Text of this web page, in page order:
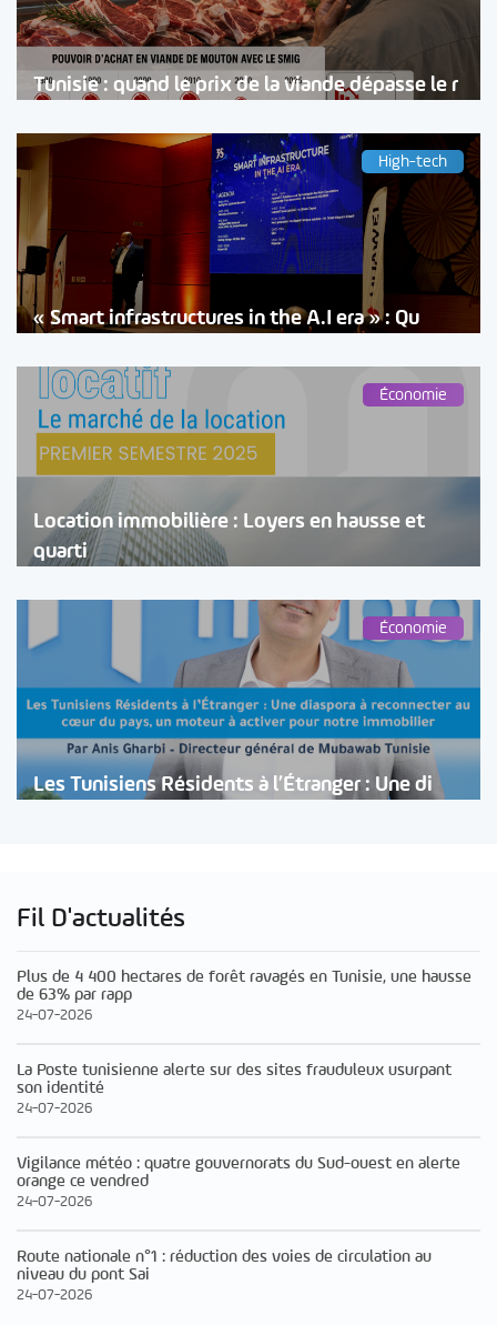
Tunisie : quand le prix de la viande dépasse le r
High-tech
« Smart infrastructures in the A.I era » : Qu
Économie
Location immobilière : Loyers en hausse et
quarti
Économie
Les Tunisiens Résidents à l’Étranger : Une di
Fil D'actualités
Plus de 4 400 hectares de forêt ravagés en Tunisie, une hausse
de 63% par rapp
24-07-2026
La Poste tunisienne alerte sur des sites frauduleux usurpant
son identité
24-07-2026
Vigilance météo : quatre gouvernorats du Sud-ouest en alerte
orange ce vendred
24-07-2026
Route nationale n°1 : réduction des voies de circulation au
niveau du pont Sai
24-07-2026